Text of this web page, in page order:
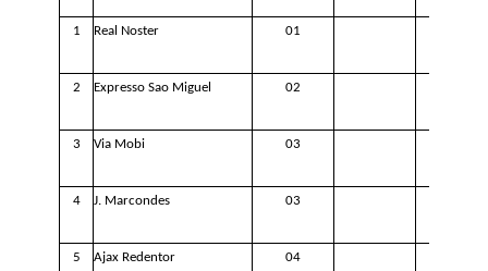
1 Real Noster 01
2 Expresso Sao Miguel 02
3 Via Mobi 03
4 J. Marcondes 03
5 Ajax Redentor 04